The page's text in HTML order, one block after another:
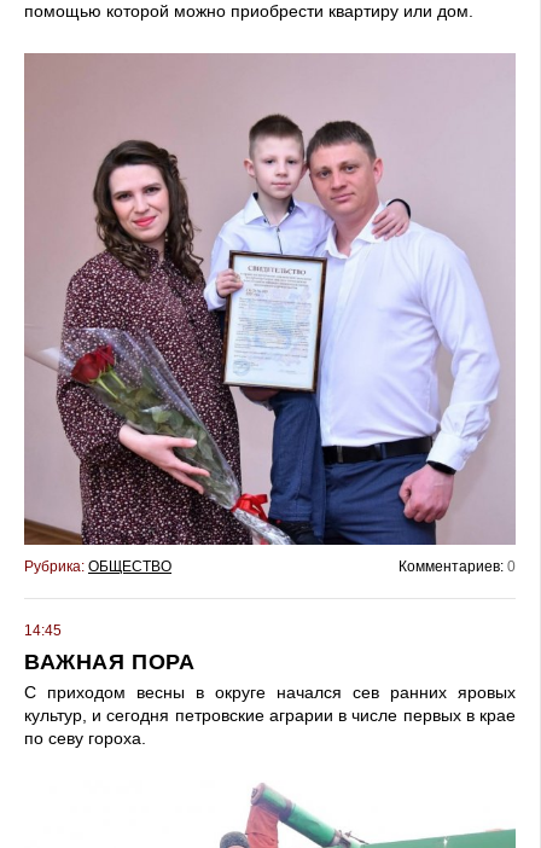
помощью которой можно приобрести кварти­ру или дом.
Рубрика: ОБЩЕСТВО Комментариев: 0
14:45
ВАЖНАЯ ПОРА
С приходом весны в округе на­чался сев ранних яровых
культур, и сегодня петровские аграрии в числе первых в крае
по севу гороха.